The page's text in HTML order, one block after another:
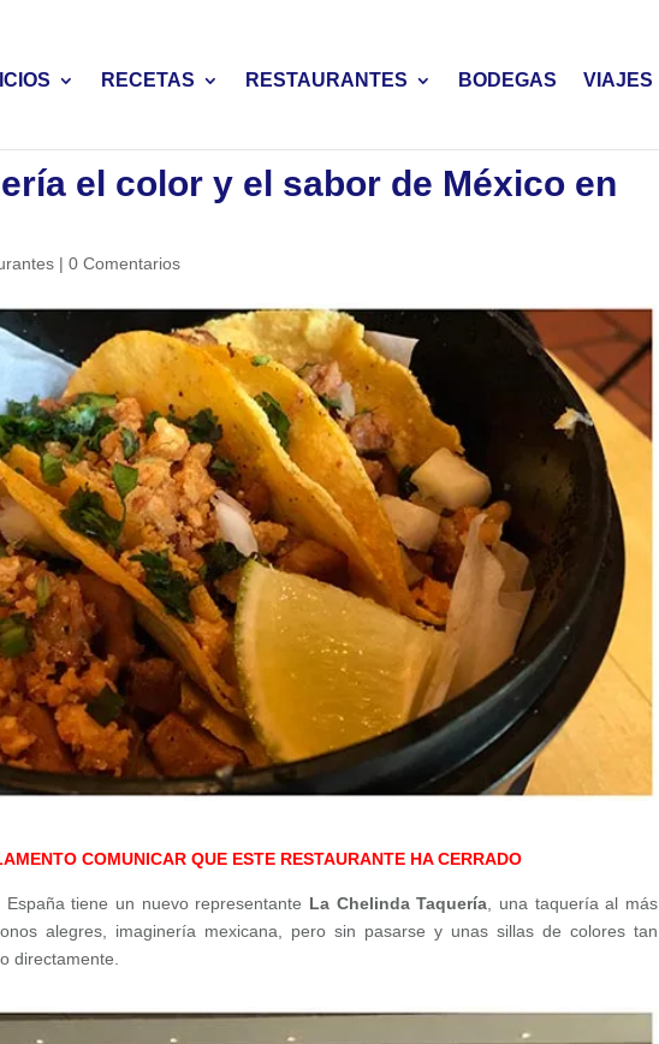
RECETAS RESTAURANTES BODEGAS VIAJES
el color y el sabor de México en
|0 Comentarios
COMUNICAR QUE ESTE RESTAURANTE HA CERRADO
tiene un nuevo representante La Chelinda Taquería, una taquería al más
alegres, imaginería mexicana, pero sin pasarse y unas sillas de colores tan
directamente.